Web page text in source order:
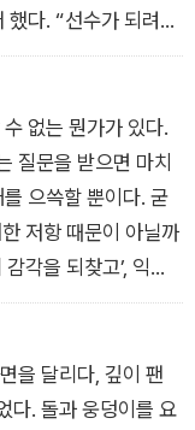
다. “선수가 되려면
수 있는 시간과 에너
없는 뭔가가 있다.
질문을 받으면 마치
으쓱할 뿐이다. 굳
저항 때문이 아닐까
각을 되찾고’, 익숙
자유로워질 수 있게’
을 달리다, 깊이 팬
다. 돌과 웅덩이를 요